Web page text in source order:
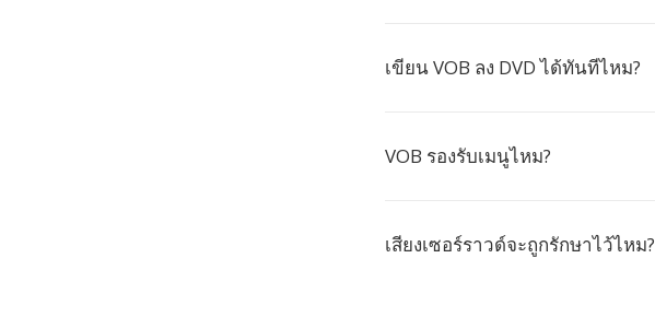
เขียน VOB ลง DVD ได้ทันทีไหม?
VOB รองรับเมนูไหม?
เสียงเซอร์ราวด์จะถูกรักษาไว้ไหม?